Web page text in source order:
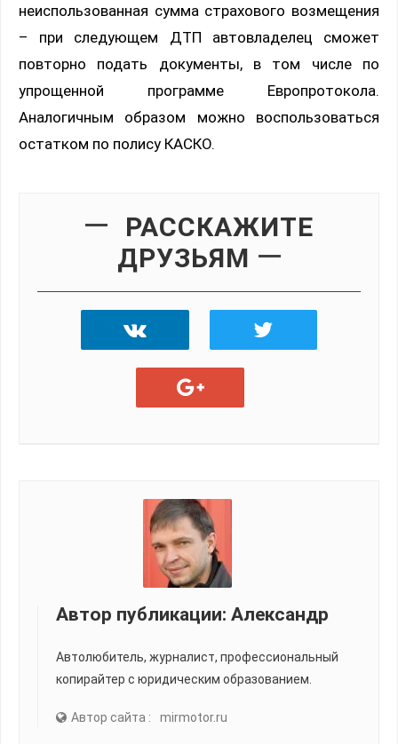
неиспользованная сумма страхового возмещения
– при следующем ДТП автовладелец сможет
повторно подать документы, в том числе по
упрощенной программе Европротокола.
Аналогичным образом можно воспользоваться
остатком по полису КАСКО.
РАССКАЖИТЕ
ДРУЗЬЯМ
Автор публикации: Александр
Автолюбитель, журналист, профессиональный
копирайтер с юридическим образованием.
Автор сайта : mirmotor.ru